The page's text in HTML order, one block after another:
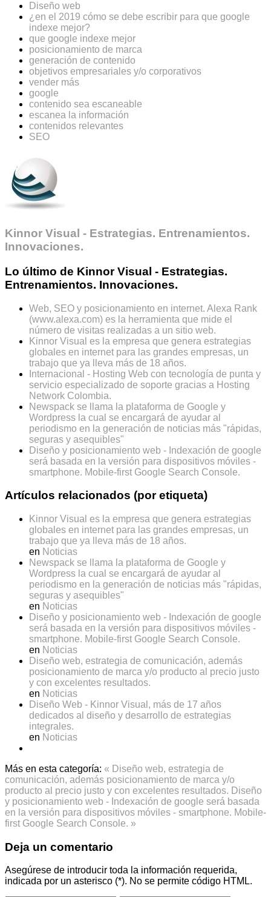
Diseño web
¿en el 2019 cómo se debe escribir para que google
indexe mejor?
que google indexe mejor
posicionamiento de marca
generación de contenido
objetivos empresariales y/o corporativos
vender más
google
contenido sea escaneable
escanea la información
contenidos relevantes
SEO
Kinnor Visual - Estrategias. Entrenamientos.
Innovaciones.
Lo último de Kinnor Visual - Estrategias.
Entrenamientos. Innovaciones.
Web, SEO y posicionamiento en internet. Alexa Rank
(www.alexa.com) es la herramienta que mide el
número de visitas realizadas a un sitio web.
Kinnor Visual es la empresa que genera estrategias
globales en internet para las grandes empresas, un
trabajo que ya lleva más de 18 años.
Internacional - Hosting Web con tecnología de punta y
servicio especializado de soporte gracias a Hosting
Network Colombia.
Newspack se llama la plataforma de Google y
Wordpress la cual se encargará de ayudar al
periodismo en la generación de noticias más "rápidas,
seguras y asequibles"
Diseño y posicionamiento web - Indexación de google
será basada en la versión para dispositivos móviles -
smartphone. Mobile-first Google Search Console.
Artículos relacionados (por etiqueta)
Kinnor Visual es la empresa que genera estrategias
globales en internet para las grandes empresas, un
trabajo que ya lleva más de 18 años.
en Noticias
Newspack se llama la plataforma de Google y
Wordpress la cual se encargará de ayudar al
periodismo en la generación de noticias más "rápidas,
seguras y asequibles"
en Noticias
Diseño y posicionamiento web - Indexación de google
será basada en la versión para dispositivos móviles -
smartphone. Mobile-first Google Search Console.
en Noticias
Diseño web, estrategia de comunicación, además
posicionamiento de marca y/o producto al precio justo
y con excelentes resultados.
en Noticias
Diseño Web - Kinnor Visual, más de 17 años
dedicados al diseño y desarrollo de estrategias
integrales.
en Noticias
Más en esta categoría: « Diseño web, estrategia de
comunicación, además posicionamiento de marca y/o
producto al precio justo y con excelentes resultados. Diseño
y posicionamiento web - Indexación de google será basada
en la versión para dispositivos móviles - smartphone. Mobile-
first Google Search Console. »
Deja un comentario
Asegúrese de introducir toda la información requerida,
indicada por un asterisco (*). No se permite código HTML.